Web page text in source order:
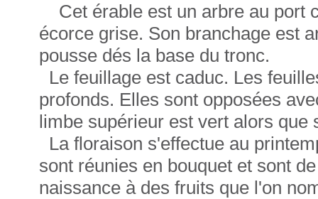
Cet érable est un arbre au port
écorce grise. Son branchage est
pousse dés la base du tronc.
Le feuillage est caduc. Les
profonds. Elles sont opposées
limbe supérieur est vert alors que
La floraison s'effectue au
sont réunies en bouquet et sont
naissance à des fruits que l'on